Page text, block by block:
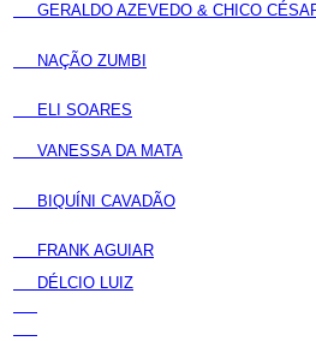
GERALDO AZEVEDO & CHICO
NAÇÃO ZUMBI
ELI SOARES
VANESSA DA MATA
BIQUÍNI CAVADÃO
FRANK AGUIAR
DÉLCIO LUIZ